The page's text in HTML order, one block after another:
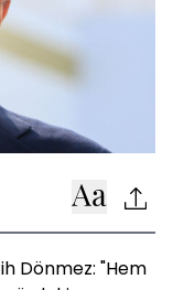
Dönmez: "Hem